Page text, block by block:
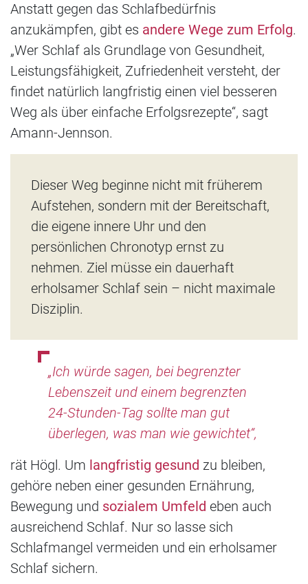
Anstatt gegen das Schlafbedürfnis
anzukämpfen, gibt es andere Wege zum Erfolg.
„Wer Schlaf als Grundlage von Gesundheit,
Leistungsfähigkeit, Zufriedenheit versteht, der
findet natürlich langfristig einen viel besseren
Weg als über einfache Erfolgsrezepte“, sagt
Amann-Jennson.
Dieser Weg beginne nicht mit früherem
Aufstehen, sondern mit der Bereitschaft,
die eigene innere Uhr und den
persönlichen Chronotyp ernst zu
nehmen. Ziel müsse ein dauerhaft
erholsamer Schlaf sein – nicht maximale
Disziplin.
„Ich würde sagen, bei begrenzter
Lebenszeit und einem begrenzten
24-Stunden-Tag sollte man gut
überlegen, was man wie gewichtet“,
rät Högl. Um langfristig gesund zu bleiben,
gehöre neben einer gesunden Ernährung,
Bewegung und sozialem Umfeld eben auch
ausreichend Schlaf. Nur so lasse sich
Schlafmangel vermeiden und ein erholsamer
Schlaf sichern.